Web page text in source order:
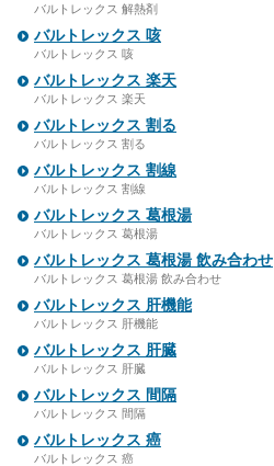
バルトレックス 解熱剤
バルトレックス 咳
バルトレックス 咳
バルトレックス 楽天
バルトレックス 楽天
バルトレックス 割る
バルトレックス 割る
バルトレックス 割線
バルトレックス 割線
バルトレックス 葛根湯
バルトレックス 葛根湯
バルトレックス 葛根湯 飲み合わせ
バルトレックス 葛根湯 飲み合わせ
バルトレックス 肝機能
バルトレックス 肝機能
バルトレックス 肝臓
バルトレックス 肝臓
バルトレックス 間隔
バルトレックス 間隔
バルトレックス 癌
バルトレックス 癌